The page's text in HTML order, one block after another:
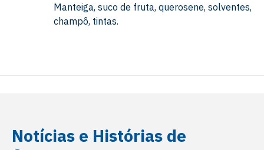
Manteiga, suco de fruta, querosene, solventes,
champô, tintas.
Notícias e Histórias de